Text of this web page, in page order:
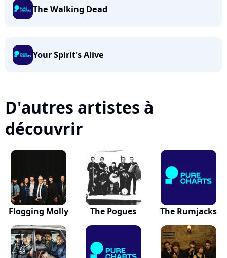
The Walking Dead
Your Spirit's Alive
D'autres artistes à
découvrir
Flogging Molly The Pogues The Rumjacks